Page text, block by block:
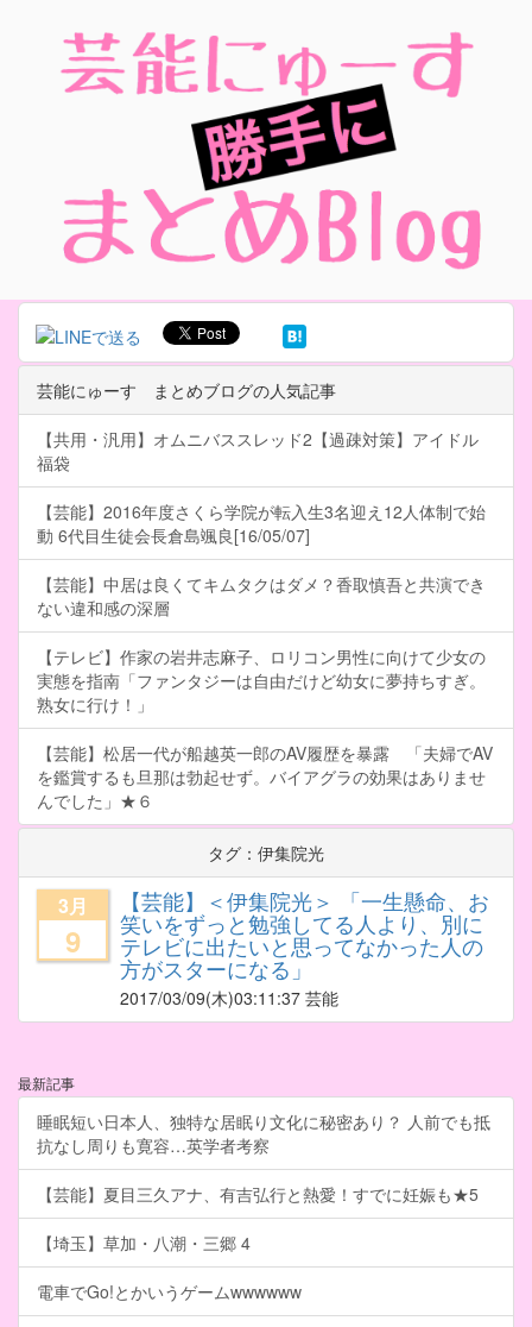
芸能にゅーす まとめブログの人気記事
【共用・汎用】オムニバススレッド2【過疎対策】アイドル
福袋
【芸能】2016年度さくら学院が転入生3名迎え12人体制で始
動 6代目生徒会長倉島颯良[16/05/07]
【芸能】中居は良くてキムタクはダメ？香取慎吾と共演でき
ない違和感の深層
【テレビ】作家の岩井志麻子、ロリコン男性に向けて少女の
実態を指南「ファンタジーは自由だけど幼女に夢持ちすぎ。
熟女に行け！」
【芸能】松居一代が船越英一郎のAV履歴を暴露 「夫婦でAV
を鑑賞するも旦那は勃起せず。バイアグラの効果はありませ
んでした」★６
タグ：伊集院光
3月
9
【芸能】＜伊集院光＞ 「一生懸命、お
笑いをずっと勉強してる人より、別に
テレビに出たいと思ってなかった人の
方がスターになる」
2017/03/09(木)03:11:37 芸能
最新記事
睡眠短い日本人、独特な居眠り文化に秘密あり？ 人前でも抵
抗なし周りも寛容…英学者考察
【芸能】夏目三久アナ、有吉弘行と熱愛！すでに妊娠も★5
【埼玉】草加・八潮・三郷 4
電車でGo!とかいうゲームwwwwww